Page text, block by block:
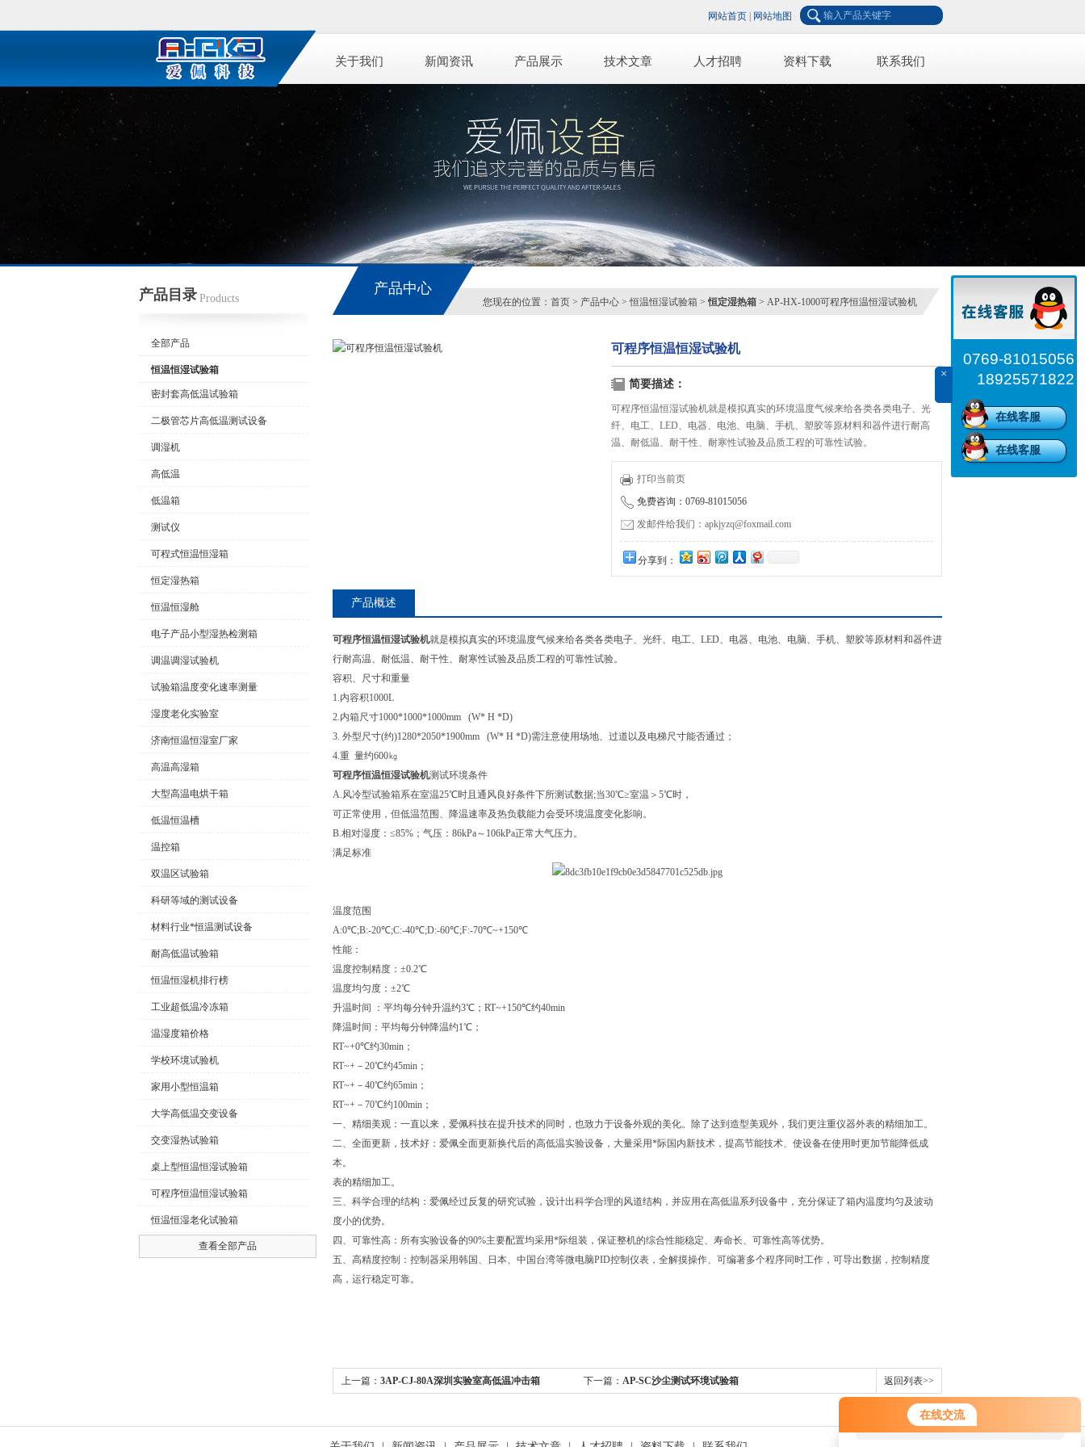
在线交流
您好！欢迎前来咨询，很高兴为您
服务，请问您要咨询什么问题呢？
网站首页 网站地图
关于我们 新闻资讯 产品展示 技术文章 人才招聘 资料下载 联系我们
产品目录 Products
全部产品
恒温恒湿试验箱
密封套高低温试验箱
二极管芯片高低温测试设备
调湿机
高低温
低温箱
测试仪
可程式恒温恒湿箱
恒定湿热箱
恒温恒湿舱
电子产品小型湿热检测箱
调温调湿试验机
试验箱温度变化速率测量
湿度老化实验室
济南恒温恒湿室厂家
高温高湿箱
大型高温电烘干箱
低温恒温槽
温控箱
双温区试验箱
科研等域的测试设备
材料行业*恒温测试设备
耐高低温试验箱
恒温恒湿机排行榜
工业超低温冷冻箱
温湿度箱价格
学校环境试验机
家用小型恒温箱
大学高低温交变设备
交变湿热试验箱
桌上型恒温恒湿试验箱
可程序恒温恒湿试验箱
恒温恒湿老化试验箱
查看全部产品
产品中心
您现在的位置： 首页 > 产品中心 >恒温恒湿试验箱 >恒定湿热箱 > AP-HX-1000可程序恒温恒湿试验机
可程序恒温恒湿试验机
简要描述：
可程序恒温恒湿试验机就是模拟真实的环境温度气候来给各类各类电子、光
纤、电工、LED、电器、电池、电脑、手机、塑胶等原材料和器件进行耐高
温、耐低温、耐干性、耐寒性试验及品质工程的可靠性试验。
打印当前页
免费咨询：0769-81015056
发邮件给我们：apkjyzq@foxmail.com
分享到：
产品概述
可程序恒温恒湿试验机就是模拟真实的环境温度气候来给各类各类电子、光纤、电工、LED、电器、电池、电脑、手机、塑胶等原材料和器件进
行耐高温、耐低温、耐干性、耐寒性试验及品质工程的可靠性试验。
容积、尺寸和重量
1.内容积1000L
2.内箱尺寸1000*1000*1000mm (W* H *D)
3. 外型尺寸(约)1280*2050*1900mm (W* H *D)需注意使用场地、过道以及电梯尺寸能否通过；
4.重 量约600㎏
可程序恒温恒湿试验机测试环境条件
A.风冷型试验箱系在室温25℃时且通风良好条件下所测试数据;当30℃≥室温＞5℃时，
可正常使用，但低温范围、降温速率及热负载能力会受环境温度变化影响。
B.相对湿度：≤85%；气压：86kPa～106kPa正常大气压力。
满足标准
温度范围
A:0℃;B:-20℃;C:-40℃;D:-60℃;F:-70℃~+150℃
性能：
温度控制精度：±0.2℃
温度均匀度：±2℃
升温时间 ：平均每分钟升温约3℃；RT~+150℃约40min
降温时间：平均每分钟降温约1℃；
RT~+0℃约30min；
RT~+－20℃约45min；
RT~+－40℃约65min；
RT~+－70℃约100min；
一、精细美观：一直以来，爱佩科技在提升技术的同时，也致力于设备外观的美化。除了达到造型美观外，我们更注重仪器外表的精细加工。
二、全面更新，技术好：爱佩全面更新换代后的高低温实验设备，大量采用*际国内新技术，提高节能技术、使设备在使用时更加节能降低成
本。
表的精细加工。
三、科学合理的结构：爱佩经过反复的研究试验，设计出科学合理的风道结构，并应用在高低温系列设备中，充分保证了箱内温度均匀及波动
度小的优势。
四、可靠性高：所有实验设备的90%主要配置均采用*际组装，保证整机的综合性能稳定、寿命长、可靠性高等优势。
五、高精度控制：控制器采用韩国、日本、中国台湾等微电脑PID控制仪表，全解摸操作、可编著多个程序同时工作，可导出数据，控制精度
高，运行稳定可靠。
上一篇： 3AP-CJ-80A深圳实验室高低温冲击箱 下一篇： AP-SC沙尘测试环境试验箱 返回列表>>
0769-81015056
18925571822
在线客服
在线客服
×